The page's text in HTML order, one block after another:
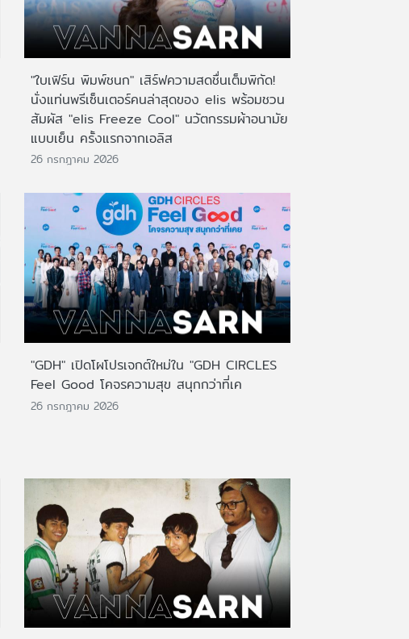
"ใบเฟิร์น พิมพ์ชนก" เสิร์ฟความสดชื่นเต็มพิกัด!
นั่งแท่นพรีเซ็นเตอร์คนล่าสุดของ elis พร้อมชวน
สัมผัส "elis Freeze Cool" นวัตกรรมผ้าอนามัย
แบบเย็น ครั้งแรกจากเอลิส
26 กรกฎาคม 2026
"GDH" เปิดโผโปรเจกต์ใหม่ใน "GDH CIRCLES
Feel Good โคจรความสุข สนุกกว่าที่เค
26 กรกฎาคม 2026